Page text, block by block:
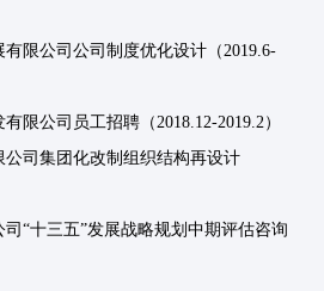
限公司公司制度优化设计（2019.6-
限公司员工招聘（2018.12-2019.2）
司集团化改制组织结构再设计
“十三五”发展战略规划中期评估咨询